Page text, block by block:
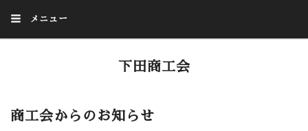
メニュー
下田商工会
商工会からのお知らせ